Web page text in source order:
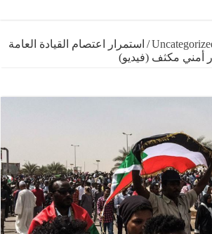
/استمرار اعتصام القيادة العامة
مكثف (فيديو)